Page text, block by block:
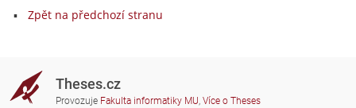
Zpět na předchozí stranu
Theses.cz
Provozuje Fakulta informatiky MU, Více o Theses